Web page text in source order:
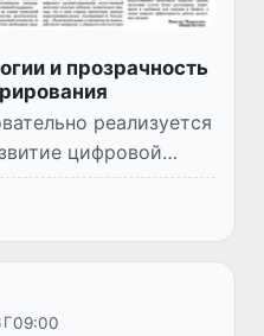
и прозрачность
реализуется
цифровой
технологий и
Особое
09:00